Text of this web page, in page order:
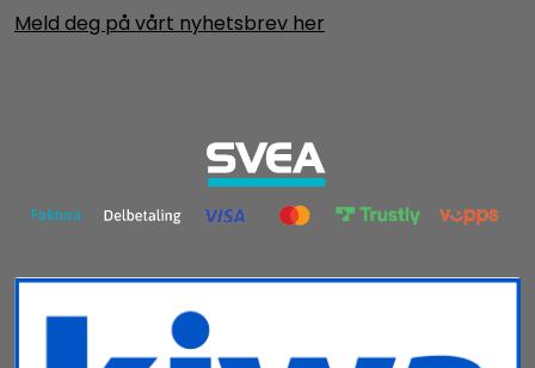
Meld deg på vårt nyhetsbrev her